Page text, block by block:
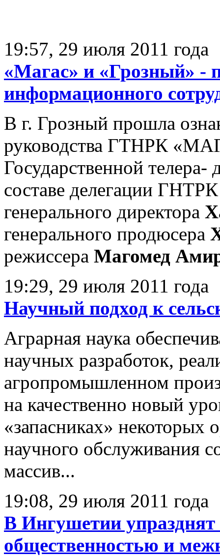
19:57, 29 июля 2011 года
«Магас» и «Грозный» -
информационного
В г. Грозный прошла
руководства ГТНРК
Государственной
составе делегации
генерального директора
генерального продюсера
режиссера Магомед
19:29, 29 июля 2011 года
Научный подход к
Аграрная наука
научных разработок,
агропромышленном
на качественно новый
«запасниках» некоторых
научного обслуживания
массив...
19:08, 29 июля 2011 года
В Ингушетии упразднят
общественностью и